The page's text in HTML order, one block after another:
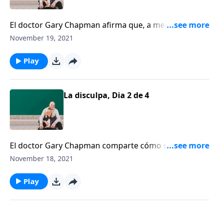
El doctor Gary Chapman afirma que, a menos que
aprendamos a ir más allá de nuestras fallas con un
nuestros matrimonios jamás alcanzarán la plenitud
que Dios tiene en mente.
November 19, 2021
Play
La disculpa, Dia 2 de 4
El doctor Gary Chapman comparte cómo decir “lo
siento” puede transformar su relación.
November 18, 2021
Play